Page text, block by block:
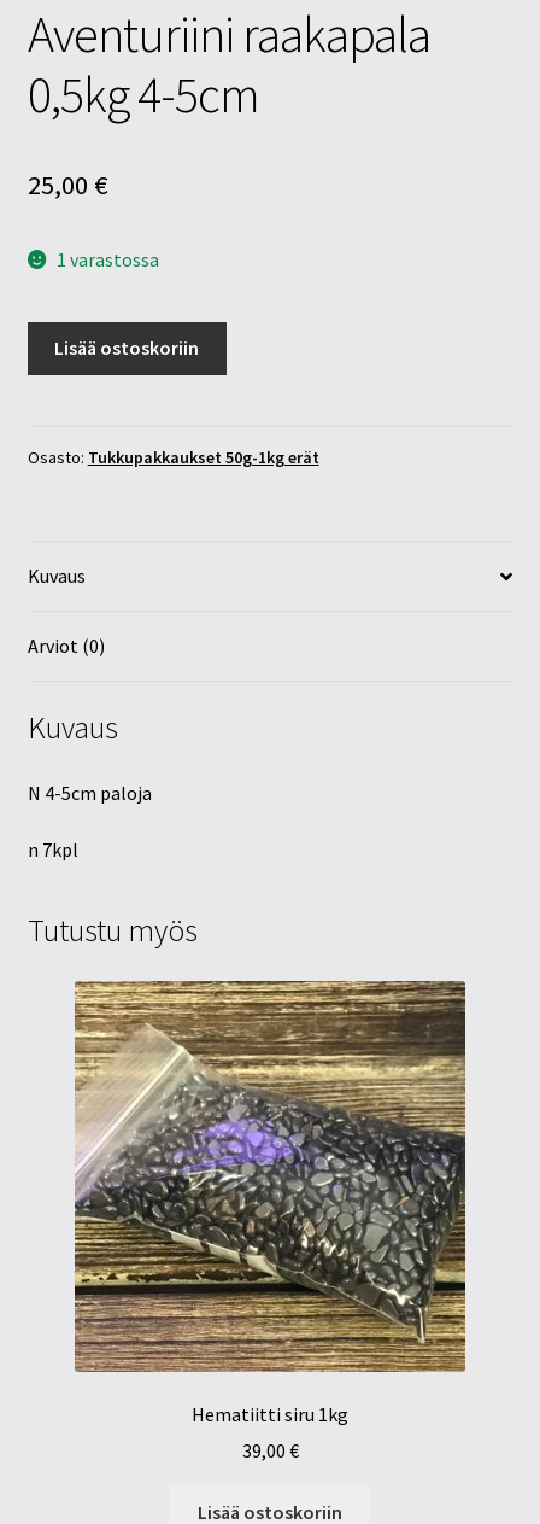
Aventuriini raakapala
0,5kg 4-5cm
25,00 €
1 varastossa
5cm
Lisää ostoskoriin
Osasto: Tukkupakkaukset 50g-1kg erät
Kuvaus
Arviot (0)
Kuvaus
N 4-5cm paloja
n 7kpl
Tutustu myös
Hematiitti siru 1kg
39,00 €
Lisää ostoskoriin